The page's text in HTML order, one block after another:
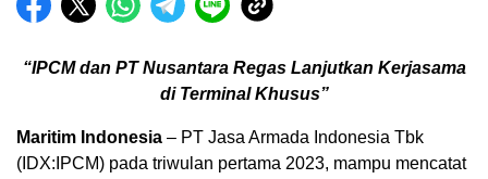
“IPCM dan PT Nusantara Regas Lanjutkan Kerjasama
di Terminal Khusus”
Maritim Indonesia – PT Jasa Armada Indonesia Tbk
(IDX:IPCM) pada triwulan pertama 2023, mampu mencatat